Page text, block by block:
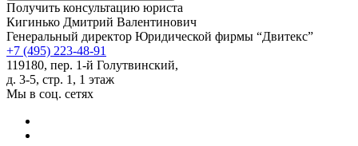
Получить консультацию юриста
Кигинько Дмитрий Валентинович
Генеральный директор Юридической фирмы “Двитекс”
+7 (495) 223-48-91
119180, пер. 1-й Голутвинский,
д. 3-5, стр. 1, 1 этаж
Мы в соц. сетях